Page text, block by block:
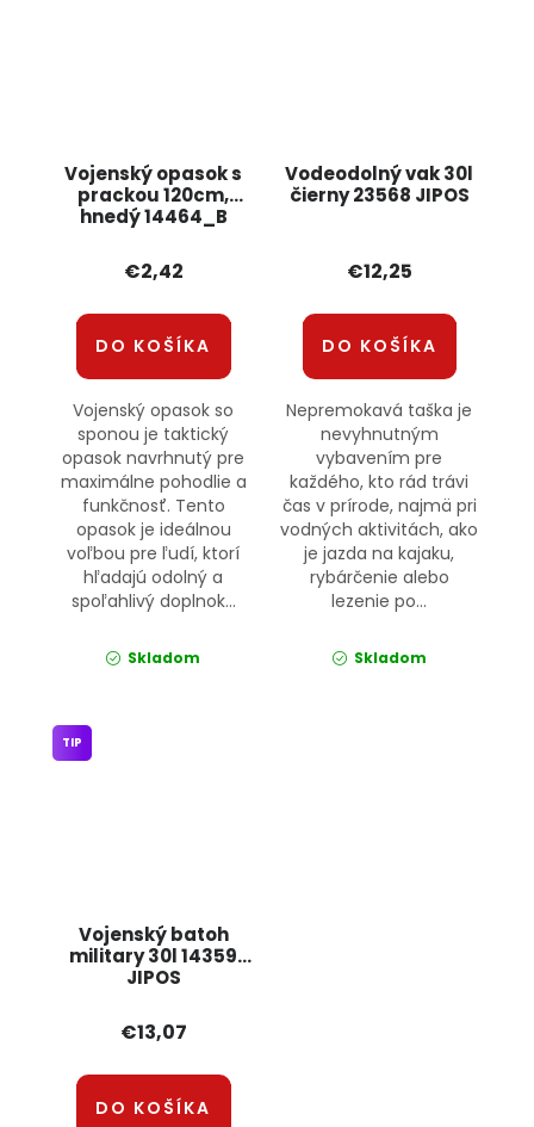
Vojenský opasok s
prackou 120cm,
hnedý 14464_B
€2,42
DO KOŠÍKA
Vojenský opasok so
sponou je taktický
opasok navrhnutý pre
maximálne pohodlie a
funkčnosť. Tento
opasok je ideálnou
voľbou pre ľudí, ktorí
hľadajú odolný a
spoľahlivý doplnok...
Skladom
Vodeodolný vak 30l
čierny 23568 JIPOS
€12,25
DO KOŠÍKA
Nepremokavá taška je
nevyhnutným
vybavením pre
každého, kto rád trávi
čas v prírode, najmä pri
vodných aktivitách, ako
je jazda na kajaku,
rybárčenie alebo
lezenie po...
Skladom
Vojenský batoh
military 30l 14359
JIPOS
TIP
€13,07
DO KOŠÍKA